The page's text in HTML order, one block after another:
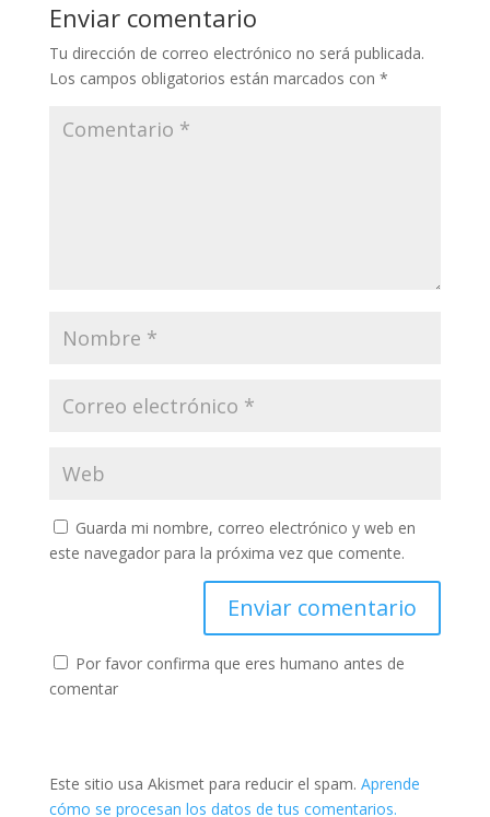
Enviar comentario
Tu dirección de correo electrónico no será publicada.
Los campos obligatorios están marcados con *
Guarda mi nombre, correo electrónico y web en
este navegador para la próxima vez que comente.
Por favor confirma que eres humano antes de
comentar
Este sitio usa Akismet para reducir el spam. Aprende
cómo se procesan los datos de tus comentarios.